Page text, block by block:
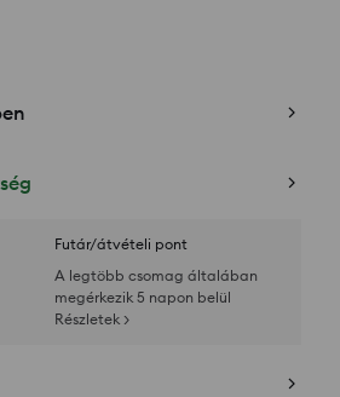
Futár/átvételi pont
A legtöbb csomag általában
megérkezik 5 napon belül
Részletek >